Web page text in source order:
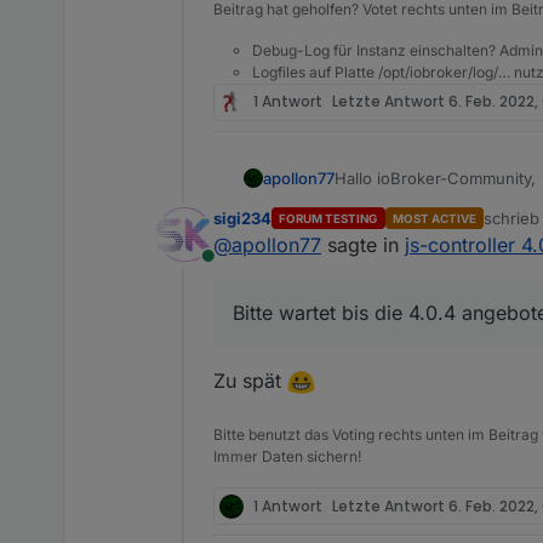
Beitrag hat geholfen? Votet rechts unten im
Debug-Log für Instanz einschalten?
Logfiles auf Platte /opt/iobroker/log/…
1 Antwort Letzte Antwort 6. Feb. 2022,
apollon77Hallo ioBroker-Community,
nach längerer
Repository (sollte im laufe
dazugekommen. Die
NICHT für js-controller 4.0
Informationen zur Version
Dinge gefixt werden
Online
sigi234 FORUM TESTING MOST ACTIVE schrieb
zuletzt
@apollon77 sagte in js-controller
Bitte wartet bis die 4.0.4
Zu spät
Bitte benutzt das Voting rechts unten im
Immer Daten sichern!
1 Antwort Letzte Antwort 6. Feb. 2022,